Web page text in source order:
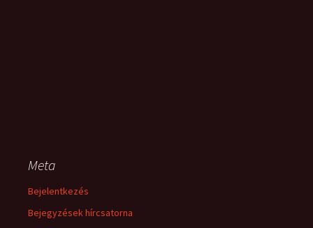
Meta
Bejelentkezés
Bejegyzések hírcsatorna